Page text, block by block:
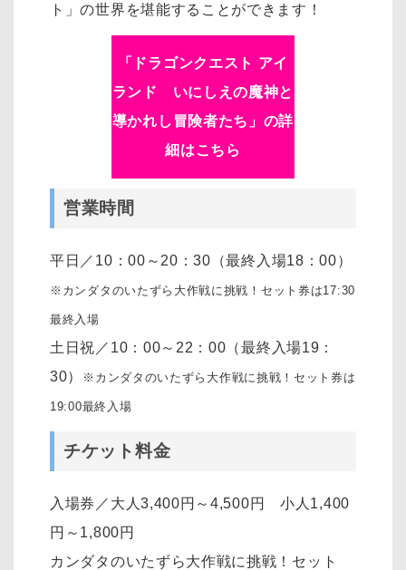
ト」の世界を堪能することができます！
「
ドラゴンクエスト アイ
ランド いにしえの魔神と
導かれし冒険者たち 」の詳
細はこちら
営業時間
平日／10：00～20：30（最終入場18：00）
※カンダタのいたずら大作戦に挑戦！セット券は17:30
最終入場
土日祝／10：00～22：00（最終入場19：
30）
※カンダタのいたずら大作戦に挑戦！セット券は
19:00最終入場
チケット料金
入場券／大人3,400円～4,500円 小人1,400
円～1,800円
カンダタのいたずら大作戦に挑戦！セット